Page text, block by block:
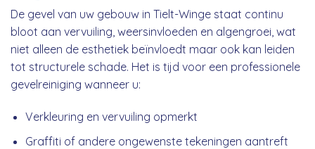
De gevel van uw gebouw in Tielt-Winge staat continu
bloot aan vervuiling, weersinvloeden en algengroei, wat
niet alleen de esthetiek beïnvloedt maar ook kan leiden
tot structurele schade. Het is tijd voor een professionele
gevelreiniging wanneer u:
Verkleuring en vervuiling opmerkt
Graffiti of andere ongewenste tekeningen aantreft